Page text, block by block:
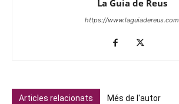
La Guia de Reus
https://www.laguiadereus.com
Articles relacionats Més de l'autor